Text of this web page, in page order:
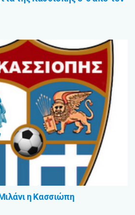
η Κασσιώπη